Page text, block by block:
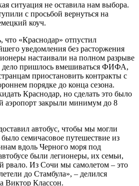
ситуация не оставила нам выбора.
с просьбой вернуться на
коуч.
что «Краснодар» отпустил
уведомления без расторжения
настаивали на полном разрыве
пришлось вмешиваться ФИФА,
приостановить контракты с
порядке до конца сезона.
Краснодар, но сделать это было
аэропорт закрыли минимум до 8
автобус, чтобы мы могли
семичасовое путешествие из
вдоль Черного моря под
были легионеры, их семьи,
рвало. Из Сочи мы самолетом – это
до Стамбула», – делился
Виктор Классон.